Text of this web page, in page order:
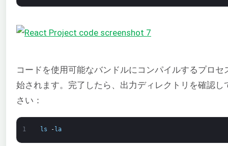
コードを使用可能なバンドルにコンパイルするプロセ
始されます。完了したら、出力ディレクトリを確認し
さい：
1 ls - la